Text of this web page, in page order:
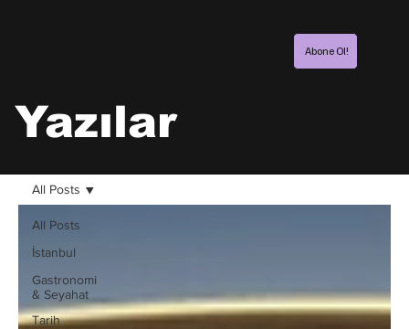
Abone Ol!
Yazılar
All Posts
İstanbul
Gastronomi
& Seyahat
Tarih
All Posts